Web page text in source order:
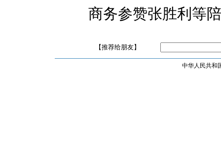
商务参赞张胜利等陪
【推荐给朋友】
中华人民共和